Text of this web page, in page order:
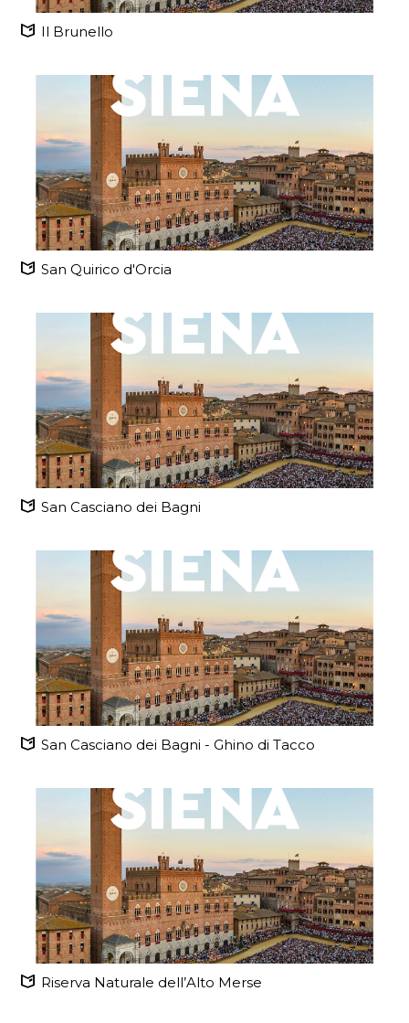
Il Brunello
San Quirico d'Orcia
San Casciano dei Bagni
San Casciano dei Bagni - Ghino di Tacco
Riserva Naturale dell’Alto Merse